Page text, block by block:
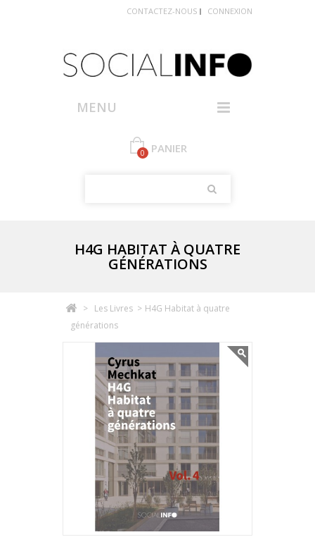
CONNEXION
CONTACTEZ-NOUS
MENU
PANIER
0
H4G HABITAT À QUATRE
GÉNÉRATIONS
> Les Livres > H4G Habitat à quatre
générations